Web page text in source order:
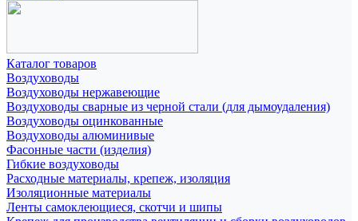
Каталог товаров
Воздуховоды
Воздуховоды нержавеющие
Воздуховоды сварные из черной стали (для дымоудаления)
Воздуховоды оцинкованные
Воздуховоды алюминивые
Фасонные части (изделия)
Гибкие воздуховоды
Расходные материалы, крепеж, изоляция
Изоляционные материалы
Ленты самоклеющиеся, скотчи и шипы